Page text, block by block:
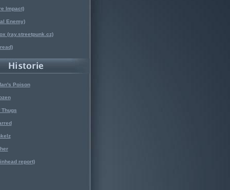
Impact)
Enemy)
(ray.streetpunk.cz)
Poison
Thugs
report)